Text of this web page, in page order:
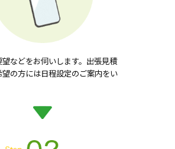
などをお伺いします。出張見積
望の方には日程設定のご案内をい